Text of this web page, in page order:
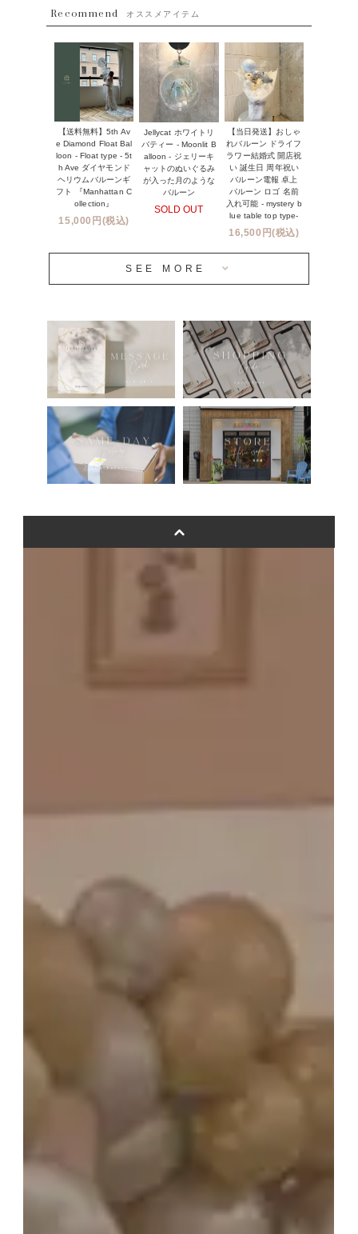
１１０００円以上
NEW YORK MIND - ニューヨークスタイルバルーン
※コンフェッティバルーン -プリント内容-
ハワイウェディングサービス
企業・法人様
ウェディングコンフェッティバルーン特集
実店舗について -大阪 堀江店・名古屋 星ヶ丘店・滋賀 配送
センター店・沖縄 嘉手納基地店-
プリントサービス
前撮り写真バルーン特集
姉妹店＆関連ショップについて
安心のチャビーバルーン
おすすめ商品
バルーン自動販売機
浮くバルーンオーダーメイド - coming soonn -
卓上バルーンオーダーメイド
ムーンリットバルーンについて
Recommend オススメアイテム
【送料無料】5th Av
e Diamond Float Bal
loon - Float type - 5t
h Ave ダイヤモンド
ヘリウムバルーンギ
フト 『Manhattan C
ollection』
15,000円(税込)
Jellycat ホワイトリ
バティー - Moonlit B
alloon - ジェリーキ
ャットのぬいぐるみ
が入った月のような
バルーン
SOLD OUT
【当日発送】おしゃ
れバルーン ドライフ
ラワー結婚式 開店祝
い 誕生日 周年祝い
バルーン電報 卓上
バルーン ロゴ 名前
入れ可能 - mystery b
lue table top type-
16,500円(税込)
SEE MORE